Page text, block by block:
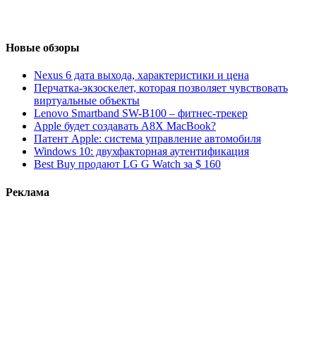
Новые обзоры
Nexus 6 дата выхода, характеристики и цена
Перчатка-экзоскелет, которая позволяет чувствовать
виртуальные объекты
Lenovo Smartband SW-B100 – фитнес-трекер
Apple будет создавать A8X MacBook?
Патент Apple: система управление автомобиля
Windows 10: двухфакторная аутентификация
Best Buy продают LG G Watch за $ 160
Реклама